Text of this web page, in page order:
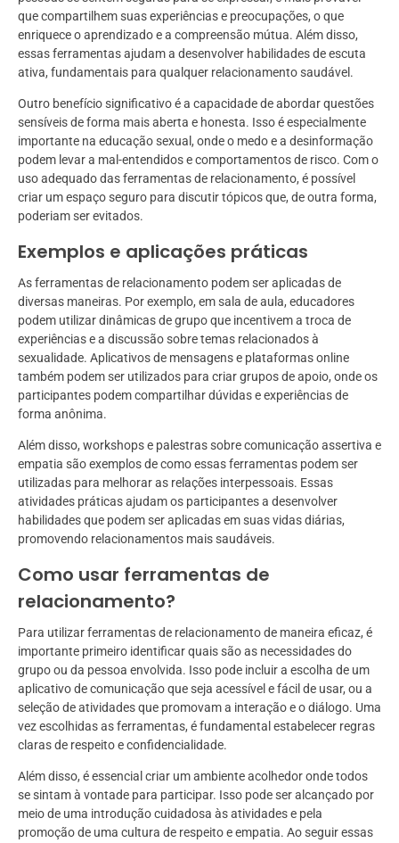
que compartilhem suas experiências e preocupações, o que
enriquece o aprendizado e a compreensão mútua. Além disso,
essas ferramentas ajudam a desenvolver habilidades de escuta
ativa, fundamentais para qualquer relacionamento saudável.
Outro benefício significativo é a capacidade de abordar questões
sensíveis de forma mais aberta e honesta. Isso é especialmente
importante na educação sexual, onde o medo e a desinformação
podem levar a mal-entendidos e comportamentos de risco. Com o
uso adequado das ferramentas de relacionamento, é possível
criar um espaço seguro para discutir tópicos que, de outra forma,
poderiam ser evitados.
Exemplos e aplicações práticas
As ferramentas de relacionamento podem ser aplicadas de
diversas maneiras. Por exemplo, em sala de aula, educadores
podem utilizar dinâmicas de grupo que incentivem a troca de
experiências e a discussão sobre temas relacionados à
sexualidade. Aplicativos de mensagens e plataformas online
também podem ser utilizados para criar grupos de apoio, onde os
participantes podem compartilhar dúvidas e experiências de
forma anônima.
Além disso, workshops e palestras sobre comunicação assertiva e
empatia são exemplos de como essas ferramentas podem ser
utilizadas para melhorar as relações interpessoais. Essas
atividades práticas ajudam os participantes a desenvolver
habilidades que podem ser aplicadas em suas vidas diárias,
promovendo relacionamentos mais saudáveis.
Como usar ferramentas de
relacionamento?
Para utilizar ferramentas de relacionamento de maneira eficaz, é
importante primeiro identificar quais são as necessidades do
grupo ou da pessoa envolvida. Isso pode incluir a escolha de um
aplicativo de comunicação que seja acessível e fácil de usar, ou a
seleção de atividades que promovam a interação e o diálogo. Uma
vez escolhidas as ferramentas, é fundamental estabelecer regras
claras de respeito e confidencialidade.
Além disso, é essencial criar um ambiente acolhedor onde todos
se sintam à vontade para participar. Isso pode ser alcançado por
meio de uma introdução cuidadosa às atividades e pela
promoção de uma cultura de respeito e empatia. Ao seguir essas